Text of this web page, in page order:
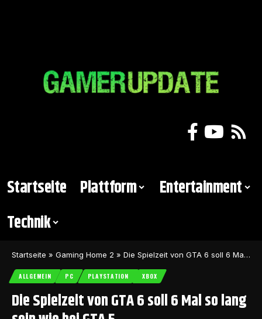
Startseite Plattform
Entertainment
Technik
Startseite » Gaming Home 2 » Die Spielzeit von GTA 6 soll 6 Mal so lang sein wie bei GTA 5
ALLGEMEIN PC PLAYSTATION XBOX
Die Spielzeit von GTA 6 soll 6 Mal so lang